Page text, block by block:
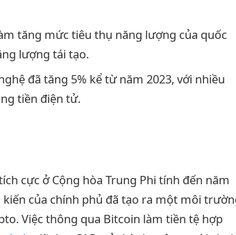
tăng mức tiêu thụ năng lượng của quốc
lượng tái tạo.
đã tăng 5% kể từ năm 2023, với nhiều
tiền điện tử.
cực ở Cộng hòa Trung Phi tính đến năm
kiến của chính phủ đã tạo ra một môi
Việc thông qua Bitcoin làm tiền tệ hợp